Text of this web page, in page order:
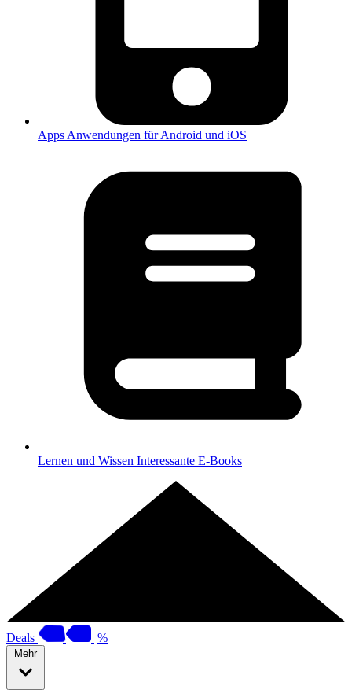
Apps Anwendungen für Android und iOS
Lernen und Wissen Interessante E-Books
Deals %
Mehr